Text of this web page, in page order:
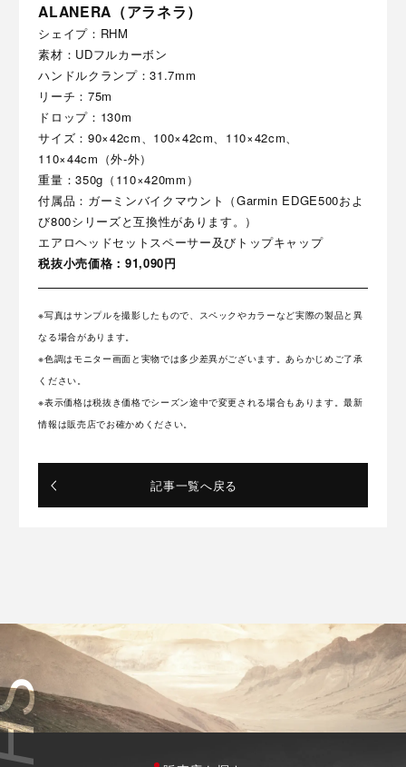
ALANERA（アラネラ）
シェイプ：RHM
素材：UDフルカーボン
ハンドルクランプ：31.7mm
リーチ：75m
ドロップ：130m
サイズ：90×42cm、100×42cm、110×42cm、
110×44cm（外-外）
重量：350g（110×420mm）
付属品：ガーミンバイクマウント（Garmin EDGE500およ
び800シリーズと互換性があります。）
エアロヘッドセットスペーサー及びトップキャップ
税抜小売価格：91,090円
※写真はサンプルを撮影したもので、スペックやカラーなど実際の製品と異
なる場合があります。
※色調はモニター画面と実物では多少差異がございます。あらかじめご了承
ください。
※表示価格は税抜き価格でシーズン途中で変更される場合もあります。最新
情報は販売店でお確かめください。
記事一覧へ戻る